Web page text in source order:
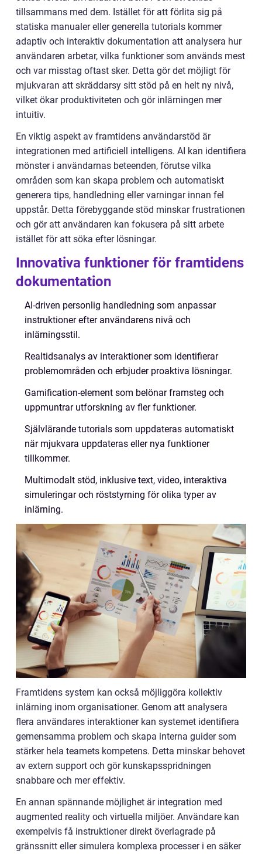
tillsammans med dem. Istället för att förlita sig på
statiska manualer eller generella tutorials kommer
adaptiv och interaktiv dokumentation att analysera hur
användaren arbetar, vilka funktioner som används mest
och var misstag oftast sker. Detta gör det möjligt för
mjukvaran att skräddarsy sitt stöd på en helt ny nivå,
vilket ökar produktiviteten och gör inlärningen mer
intuitiv.
En viktig aspekt av framtidens användarstöd är
integrationen med artificiell intelligens. AI kan identifiera
mönster i användarnas beteenden, förutse vilka
områden som kan skapa problem och automatiskt
generera tips, handledning eller varningar innan fel
uppstår. Detta förebyggande stöd minskar frustrationen
och gör att användaren kan fokusera på sitt arbete
istället för att söka efter lösningar.
Innovativa funktioner för framtidens
dokumentation
AI-driven personlig handledning som anpassar
instruktioner efter användarens nivå och
inlärningsstil.
Realtidsanalys av interaktioner som identifierar
problemområden och erbjuder proaktiva lösningar.
Gamification-element som belönar framsteg och
uppmuntrar utforskning av fler funktioner.
Självlärande tutorials som uppdateras automatiskt
när mjukvara uppdateras eller nya funktioner
tillkommer.
Multimodalt stöd, inklusive text, video, interaktiva
simuleringar och röststyrning för olika typer av
inlärning.
Framtidens system kan också möjliggöra kollektiv
inlärning inom organisationer. Genom att analysera
flera användares interaktioner kan systemet identifiera
gemensamma problem och skapa interna guider som
stärker hela teamets kompetens. Detta minskar behovet
av extern support och gör kunskapsspridningen
snabbare och mer effektiv.
En annan spännande möjlighet är integration med
augmented reality och virtuella miljöer. Användare kan
exempelvis få instruktioner direkt överlagrade på
gränssnitt eller simulera komplexa processer i en säker